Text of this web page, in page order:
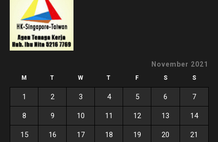
November 2021
M T W T F S S
1 2 3 4 5 6 7
8 9 10 11 12 13 14
15 16 17 18 19 20 21